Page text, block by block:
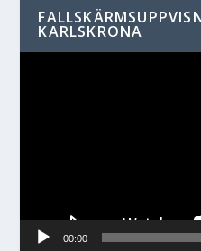
KARLSKRONA
00:00